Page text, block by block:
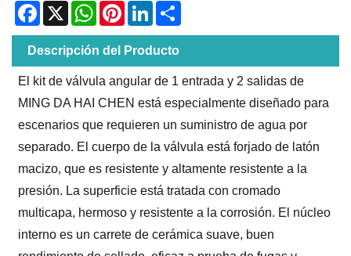
Facebook
X WhatsAppPinterestLinkedIn
Descripción del Producto
El kit de válvula angular de 1 entrada y 2 salidas de
MING DA HAI CHEN está especialmente diseñado para
escenarios que requieren un suministro de agua por
separado. El cuerpo de la válvula está forjado de latón
macizo, que es resistente y altamente resistente a la
presión. La superficie está tratada con cromado
multicapa, hermoso y resistente a la corrosión. El núcleo
interno es un carrete de cerámica suave, buen